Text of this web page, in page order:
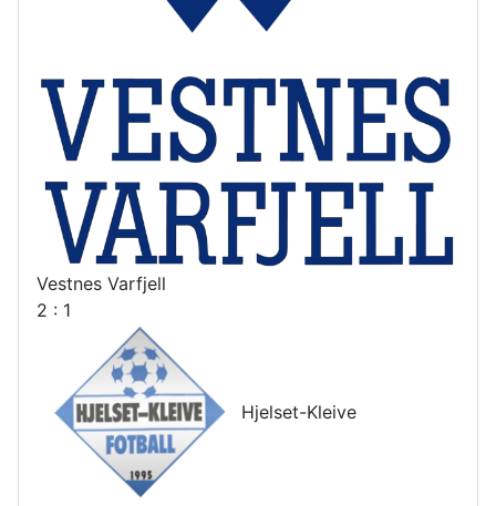
Vestnes Varfjell
2 : 1
Hjelset-Kleive